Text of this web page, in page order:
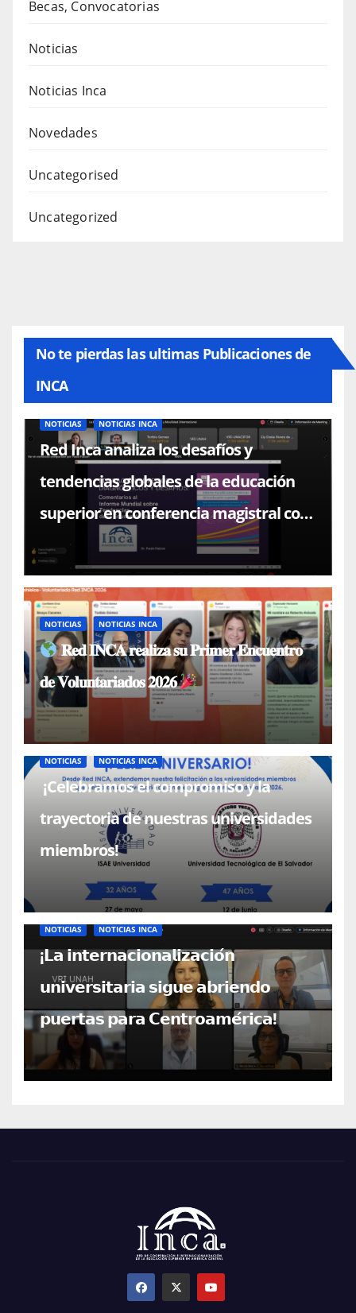
Becas, Convocatorias
Noticias
Noticias Inca
Novedades
Uncategorised
Uncategorized
No te pierdas las ultimas Publicaciones de
INCA
NOTICIAS NOTICIAS INCA
Red Inca analiza los desafíos y
tendencias globales de la educación
superior en conferencia magistral con
el Dr. Paulo Falcón
NOTICIAS NOTICIAS INCA
𝐑𝐞𝐝 𝐈𝐍𝐂𝐀 𝐫𝐞𝐚𝐥𝐢𝐳𝐚 𝐬𝐮 𝐏𝐫𝐢𝐦𝐞𝐫 𝐄𝐧𝐜𝐮𝐞𝐧𝐭𝐫𝐨
𝐝𝐞 𝐕𝐨𝐥𝐮𝐧𝐭𝐚𝐫𝐢𝐚𝐝𝐨𝐬 𝟐𝟎𝟐𝟔
NOTICIAS NOTICIAS INCA
¡Celebramos el compromiso y la
trayectoria de nuestras universidades
miembros!
NOTICIAS NOTICIAS INCA
¡𝗟𝗮 𝗶𝗻𝘁𝗲𝗿𝗻𝗮𝗰𝗶𝗼𝗻𝗮𝗹𝗶𝘇𝗮𝗰𝗶𝗼́𝗻
𝘂𝗻𝗶𝘃𝗲𝗿𝘀𝗶𝘁𝗮𝗿𝗶𝗮 𝘀𝗶𝗴𝘂𝗲 𝗮𝗯𝗿𝗶𝗲𝗻𝗱𝗼
𝗽𝘂𝗲𝗿𝘁𝗮𝘀 𝗽𝗮𝗿𝗮 𝗖𝗲𝗻𝘁𝗿𝗼𝗮𝗺𝗲́𝗿𝗶𝗰𝗮!